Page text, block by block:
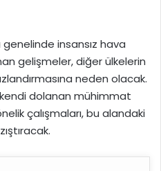
genelinde insansız hava
gelişmeler, diğer ülkelerin
neden olacak.
dolanan mühimmat
çalışmaları, bu alandaki